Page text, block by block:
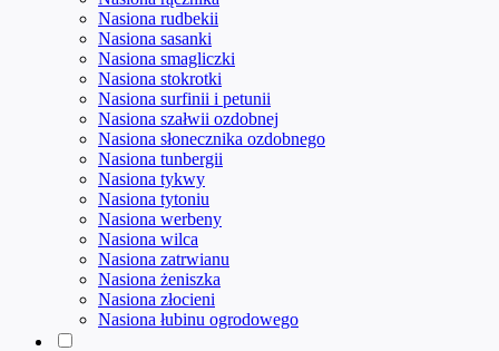
Nasiona rudbekii
Nasiona sasanki
Nasiona smagliczki
Nasiona stokrotki
Nasiona surfinii i petunii
Nasiona szałwii ozdobnej
Nasiona słonecznika ozdobnego
Nasiona tunbergii
Nasiona tykwy
Nasiona tytoniu
Nasiona werbeny
Nasiona wilca
Nasiona zatrwianu
Nasiona żeniszka
Nasiona złocieni
Nasiona łubinu ogrodowego